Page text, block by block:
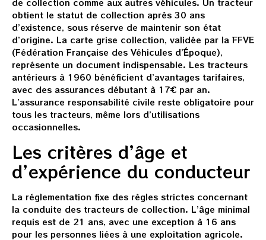
de collection comme aux autres véhicules. Un tracteur
obtient le statut de collection après 30 ans
d’existence, sous réserve de maintenir son état
d’origine. La carte grise collection, validée par la FFVE
(Fédération Française des Véhicules d’Époque),
représente un document indispensable. Les tracteurs
antérieurs à 1960 bénéficient d’avantages tarifaires,
avec des assurances débutant à 17€ par an.
L’assurance responsabilité civile reste obligatoire pour
tous les tracteurs, même lors d’utilisations
occasionnelles.
Les critères d’âge et
d’expérience du conducteur
La réglementation fixe des règles strictes concernant
la conduite des tracteurs de collection. L’âge minimal
requis est de 21 ans, avec une exception à 16 ans
pour les personnes liées à une exploitation agricole.